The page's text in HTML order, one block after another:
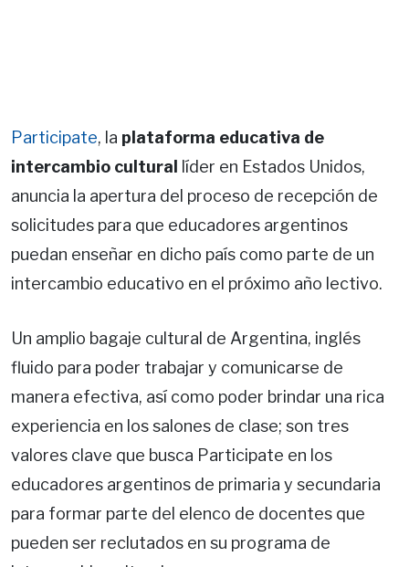
Participate, la plataforma educativa de
intercambio cultural
líder en Estados Unidos,
anuncia la apertura del proceso de recepción de
solicitudes para que educadores argentinos
puedan enseñar en dicho país como parte de un
intercambio educativo en el próximo año lectivo.
Un amplio bagaje cultural de Argentina, inglés
fluido para poder trabajar y comunicarse de
manera efectiva, así como poder brindar una rica
experiencia en los salones de clase; son tres
valores clave que busca Participate en los
educadores argentinos de primaria y secundaria
para formar parte del elenco de docentes que
pueden ser reclutados en su programa de